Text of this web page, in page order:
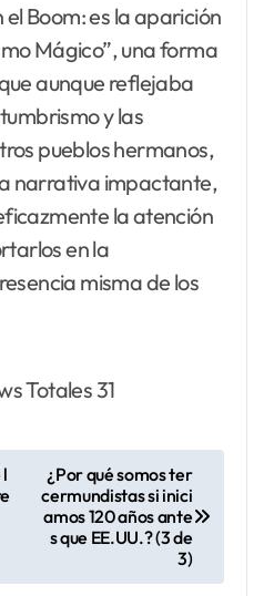
Boom: es la aparición
Mágico”, una forma
aunque reflejaba
y las
pueblos hermanos,
narrativa impactante,
la atención
en la
misma de los
Totales 31
l
¿Por qué somos ter
cermundistas si inici
amos 120 años ante
s que EE.UU.? (3 de
3)